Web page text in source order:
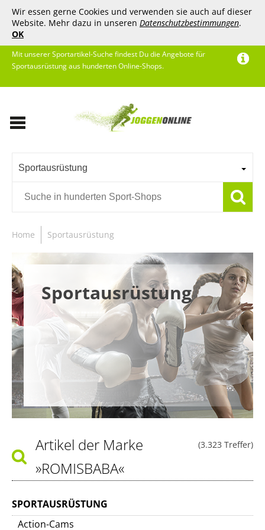
Wir essen gerne Cookies und verwenden sie auch auf dieser
Website. Mehr dazu in unseren Datenschutzbestimmungen.
OK
Mit unserer Sportartikel-Suche findest Du die Angebote für
Sportausrüstung aus hunderten Online-Shops.
Sportausrüstung
Home Sportausrüstung
Sportausrüstung
(3.323 Treffer)
Artikel der Marke
»ROMISBABA«
SPORTAUSRÜSTUNG
Action-Cams